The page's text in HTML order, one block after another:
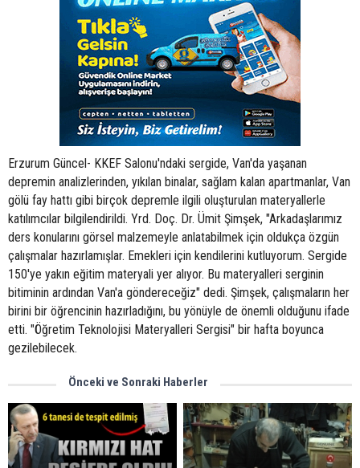
Erzurum Güncel- KKEF Salonu'ndaki sergide, Van'da yaşanan
depremin analizlerinden, yıkılan binalar, sağlam kalan apartmanlar, Van
gölü fay hattı gibi birçok depremle ilgili oluşturulan materyallerle
katılımcılar bilgilendirildi. Yrd. Doç. Dr. Ümit Şimşek, "Arkadaşlarımız
ders konularını görsel malzemeyle anlatabilmek için oldukça özgün
çalışmalar hazırlamışlar. Emekleri için kendilerini kutluyorum. Sergide
150'ye yakın eğitim materyali yer alıyor. Bu materyalleri serginin
bitiminin ardından Van'a göndereceğiz" dedi. Şimşek, çalışmaların her
birini bir öğrencinin hazırladığını, bu yönüyle de önemli olduğunu ifade
etti. "Öğretim Teknolojisi Materyalleri Sergisi" bir hafta boyunca
gezilebilecek.
Önceki ve Sonraki Haberler